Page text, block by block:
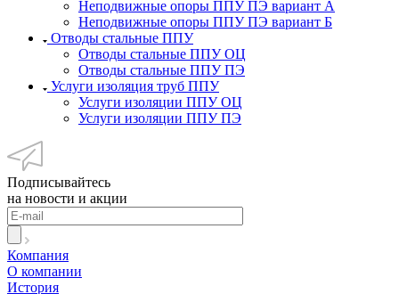
Неподвижные опоры ППУ ПЭ вариант А
Неподвижные опоры ППУ ПЭ вариант Б
Отводы стальные ППУ
Отводы стальные ППУ ОЦ
Отводы стальные ППУ ПЭ
Услуги изоляция труб ППУ
Услуги изоляции ППУ ОЦ
Услуги изоляции ППУ ПЭ
Подписывайтесь
на новости и акции
Компания
О компании
История